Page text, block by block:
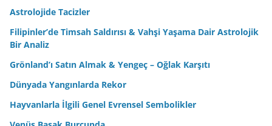
Astrolojide Tacizler
Filipinler’de Timsah Saldırısı & Vahşi Yaşama Dair Astrolojik
Bir Analiz
Grönland’ı Satın Almak & Yengeç – Oğlak Karşıtı
Dünyada Yangınlarda Rekor
Hayvanlarla İlgili Genel Evrensel Sembolikler